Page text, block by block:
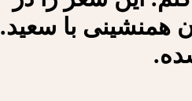
همنشینی با سعید.